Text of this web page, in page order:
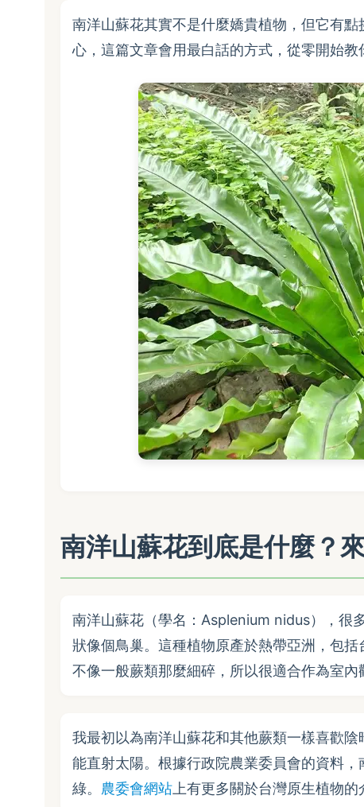
南洋山蘇花其實不是什麼嬌貴植物，但它有
心，這篇文章會用最白話的方式，從零開始教
南洋山蘇花到底是什麼？
南洋山蘇花（學名：Asplenium nidus），很
狀像個鳥巢。這種植物原產於熱帶亞洲，包
不像一般蕨類那麼細碎，所以很適合作為室內
我最初以為南洋山蘇花和其他蕨類一樣喜歡
能直射太陽。根據行政院農業委員會的資料
綠。 農委會網站 上有更多關於台灣原生植物的